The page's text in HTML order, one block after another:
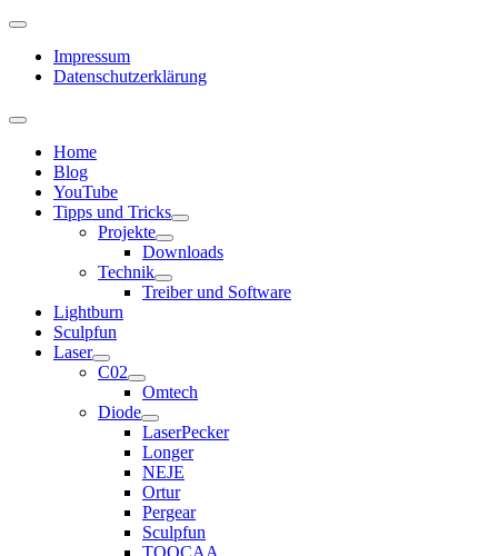
Impressum
Datenschutzerklärung
Home
Blog
YouTube
Tipps und Tricks
Projekte
Downloads
Technik
Treiber und Software
Lightburn
Sculpfun
Laser
C02
Omtech
Diode
LaserPecker
Longer
NEJE
Ortur
Pergear
Sculpfun
TOOCAA